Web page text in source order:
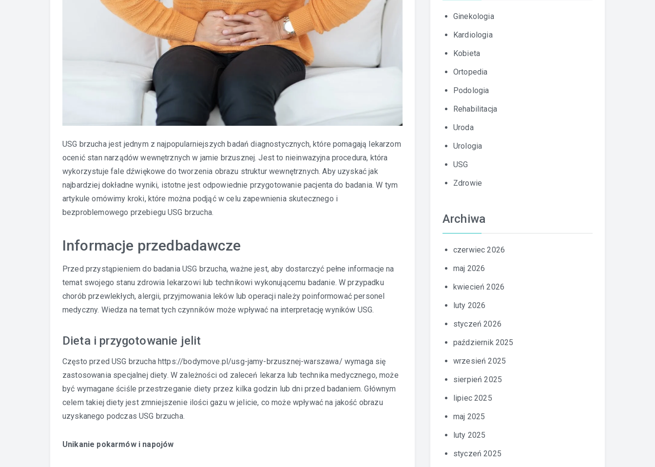
USG brzucha jest jednym z najpopularniejszych badań diagnostycznych, które pomagają lekarzom
ocenić stan narządów wewnętrznych w jamie brzusznej. Jest to nieinwazyjna procedura, która
wykorzystuje fale dźwiękowe do tworzenia obrazu struktur wewnętrznych. Aby uzyskać jak
najbardziej dokładne wyniki, istotne jest odpowiednie przygotowanie pacjenta do badania. W tym
artykule omówimy kroki, które można podjąć w celu zapewnienia skutecznego i
bezproblemowego przebiegu USG brzucha.
Informacje przedbadawcze
Przed przystąpieniem do badania USG brzucha, ważne jest, aby dostarczyć pełne informacje na
temat swojego stanu zdrowia lekarzowi lub technikowi wykonującemu badanie. W przypadku
chorób przewlekłych, alergii, przyjmowania leków lub operacji należy poinformować personel
medyczny. Wiedza na temat tych czynników może wpływać na interpretację wyników USG.
Dieta i przygotowanie jelit
Często przed USG brzuchahttps://bodymove.pl/usg-jamy-brzusznej-warszawa/ wymaga się
zastosowania specjalnej diety. W zależności od zaleceń lekarza lub technika medycznego, może
być wymagane ściśle przestrzeganie diety przez kilka godzin lub dni przed badaniem. Głównym
celem takiej diety jest zmniejszenie ilości gazu w jelicie, co może wpływać na jakość obrazu
uzyskanego podczas USG brzucha.
Unikanie pokarmów i napojów
Ginekologia
Kardiologia
Kobieta
Ortopedia
Podologia
Rehabilitacja
Uroda
Urologia
USG
Zdrowie
Archiwa
czerwiec 2026
maj 2026
kwiecień 2026
luty 2026
styczeń 2026
październik 2025
wrzesień 2025
sierpień 2025
lipiec 2025
maj 2025
luty 2025
styczeń 2025